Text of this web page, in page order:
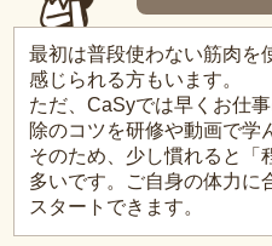
最初は普段使わない筋肉を
感じられる方もいます。
ただ、CaSyでは早くお仕
除のコツを研修や動画で学
そのため、少し慣れると「
多いです。ご自身の体力に
スタートできます。